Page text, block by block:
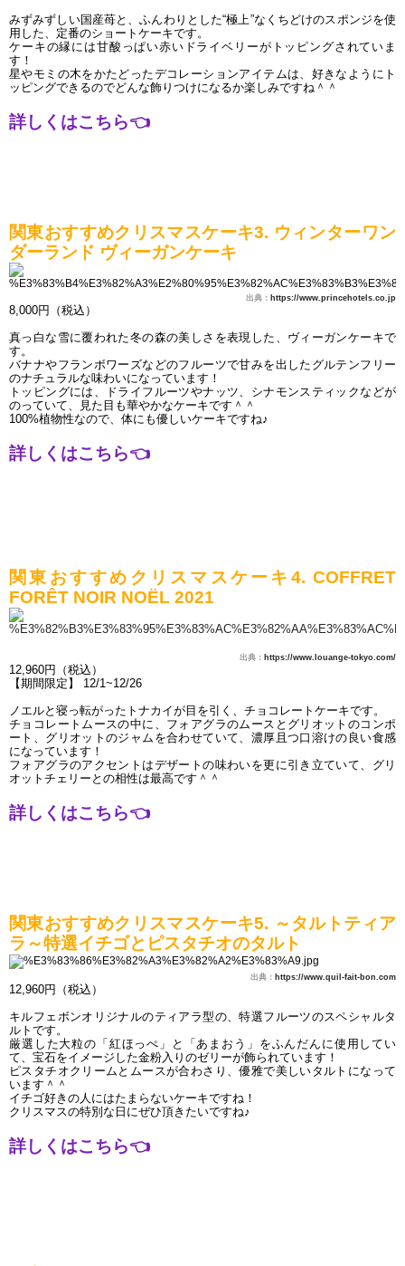
みずみずしい国産苺と、ふんわりとした“極上”なくちどけのスポンジを使
用した、定番のショートケーキです。
ケーキの縁には甘酸っぱい赤いドライベリーがトッピングされていま
す！
星やモミの木をかたどったデコレーションアイテムは、好きなようにト
ッピングできるのでどんな飾りつけになるか楽しみですね＾＾
詳しくはこちら👈
関東おすすめクリスマスケーキ3. ウィンターワン
ダーランド ヴィーガンケーキ
出典： https://www.princehotels.co.jp
8,000円（税込）
真っ白な雪に覆われた冬の森の美しさを表現した、ヴィーガンケーキで
す。
バナナやフランボワーズなどのフルーツで甘みを出したグルテンフリー
のナチュラルな味わいになっています！
トッピングには、ドライフルーツやナッツ、シナモンスティックなどが
のっていて、見た目も華やかなケーキです＾＾
100%植物性なので、体にも優しいケーキですね♪
詳しくはこちら👈
関東おすすめクリスマスケーキ4. COFFRET
FORÊT NOIR NOËL 2021
出典： https://www.louange-tokyo.com/
12,960円（税込）
【期間限定】 12/1~12/26
ノエルと寝っ転がったトナカイが目を引く、チョコレートケーキです。
チョコレートムースの中に、フォアグラのムースとグリオットのコンポ
ート、グリオットのジャムを合わせていて、濃厚且つ口溶けの良い食感
になっています！
フォアグラのアクセントはデザートの味わいを更に引き立ていて、グリ
オットチェリーとの相性は最高です＾＾
詳しくはこちら👈
関東おすすめクリスマスケーキ5. ～タルトティア
ラ～特選イチゴとピスタチオのタルト
出典： https://www.quil-fait-bon.com
12,960円（税込）
キルフェボンオリジナルのティアラ型の、特選フルーツのスペシャルタ
ルトです。
厳選した大粒の「紅ほっぺ」と「あまおう」をふんだんに使用してい
て、宝石をイメージした金粉入りのゼリーが飾られています！
ピスタチオクリームとムースが合わさり、優雅で美しいタルトになって
います＾＾
イチゴ好きの人にはたまらないケーキですね！
クリスマスの特別な日にぜひ頂きたいですね♪
詳しくはこちら👈